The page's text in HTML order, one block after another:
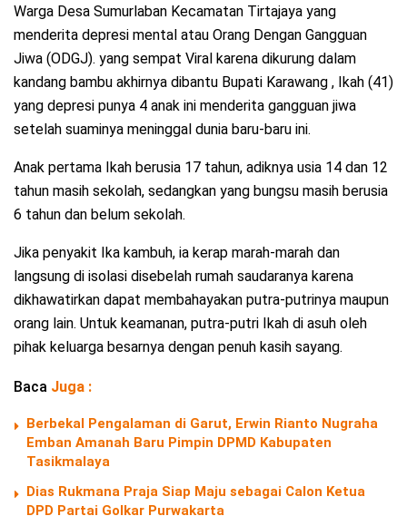
Warga Desa Sumurlaban Kecamatan Tirtajaya yang
menderita depresi mental atau Orang Dengan Gangguan
Jiwa (ODGJ). yang sempat Viral karena dikurung dalam
kandang bambu akhirnya dibantu Bupati Karawang , Ikah (41)
yang depresi punya 4 anak ini menderita gangguan jiwa
setelah suaminya meninggal dunia baru-baru ini.
Anak pertama Ikah berusia 17 tahun, adiknya usia 14 dan 12
tahun masih sekolah, sedangkan yang bungsu masih berusia
6 tahun dan belum sekolah.
Jika penyakit Ika kambuh, ia kerap marah-marah dan
langsung di isolasi disebelah rumah saudaranya karena
dikhawatirkan dapat membahayakan putra-putrinya maupun
orang lain. Untuk keamanan, putra-putri Ikah di asuh oleh
pihak keluarga besarnya dengan penuh kasih sayang.
Baca Juga :
Berbekal Pengalaman di Garut, Erwin Rianto Nugraha
Emban Amanah Baru Pimpin DPMD Kabupaten
Tasikmalaya
Dias Rukmana Praja Siap Maju sebagai Calon Ketua
DPD Partai Golkar Purwakarta